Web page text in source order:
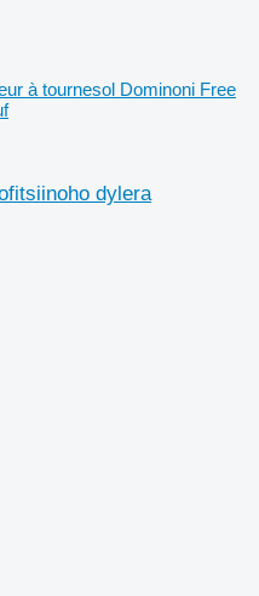
à tournesol Dominoni Free
dylera